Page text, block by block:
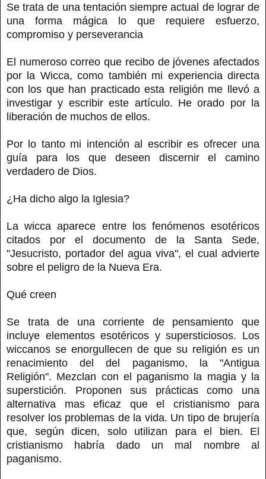
Se trata de una tentación siempre actual de lograr de
una forma mágica lo que requiere esfuerzo,
compromiso y perseverancia
El numeroso correo que recibo de jóvenes afectados
por la Wicca, como también mi experiencia directa
con los que han practicado esta religión me llevó a
investigar y escribir este artículo. He orado por la
liberación de muchos de ellos.
Por lo tanto mi intención al escribir es ofrecer una
guía para los que deseen discernir el camino
verdadero de Dios.
¿Ha dicho algo la Iglesia?
La wicca aparece entre los fenómenos esotéricos
citados por el documento de la Santa Sede,
"Jesucristo, portador del agua viva", el cual advierte
sobre el peligro de la Nueva Era.
Qué creen
Se trata de una corriente de pensamiento que
incluye elementos esotéricos y supersticiosos. Los
wiccanos se enorgullecen de que su religión es un
renacimiento del del paganismo, la "Antigua
Religión". Mezclan con el paganismo la magia y la
superstición. Proponen sus prácticas como una
alternativa mas eficaz que el cristianismo para
resolver los problemas de la vida. Un tipo de brujería
que, según dicen, solo utilizan para el bien. El
cristianismo habría dado un mal nombre al
paganismo.